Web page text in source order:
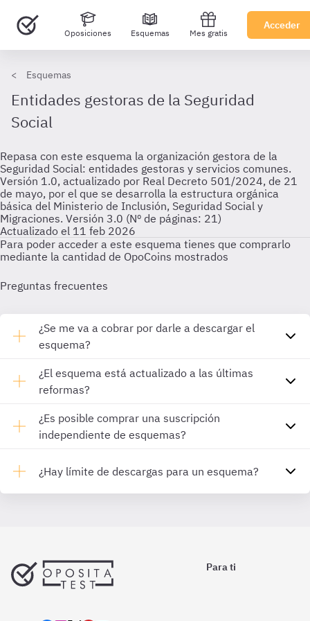
Oposiciones Esquemas Mes gratis
Acceder
Esquemas
Entidades gestoras de la Seguridad
Social
Repasa con este esquema la organización gestora de la
Seguridad Social: entidades gestoras y servicios comunes.
Versión 1.0, actualizado por Real Decreto 501/2024, de 21
de mayo, por el que se desarrolla la estructura orgánica
básica del Ministerio de Inclusión, Seguridad Social y
Migraciones. Versión 3.0 (Nº de páginas: 21)
Actualizado el 11 feb 2026
Para poder acceder a este esquema tienes que comprarlo
mediante la cantidad de OpoCoins mostrados
Preguntas frecuentes
¿Se me va a cobrar por darle a descargar el
esquema?
¿El esquema está actualizado a las últimas
reformas?
¿Es posible comprar una suscripción
independiente de esquemas?
¿Hay límite de descargas para un esquema?
Para ti